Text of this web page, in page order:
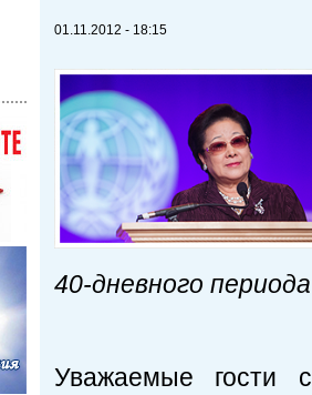
01.11.2012 - 18:15
40-дневного
Уважаемые гости